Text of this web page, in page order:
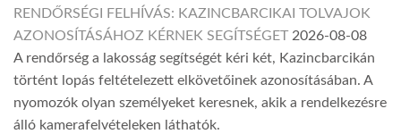
RENDŐRSÉGI FELHÍVÁS: KAZINCBARCIKAI TOLVAJOK
AZONOSÍTÁSÁHOZ KÉRNEK SEGÍTSÉGET 2026-08-08
A rendőrség a lakosság segítségét kéri két, Kazincbarcikán
történt lopás feltételezett elkövetőinek azonosításában. A
nyomozók olyan személyeket keresnek, akik a rendelkezésre
álló kamerafelvételeken láthatók.